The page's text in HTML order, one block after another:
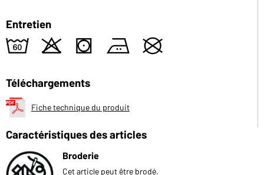
Entretien
4 o s b U
Téléchargements
Fiche technique du produit
Caractéristiques des articles
Broderie
Cet article peut être brodé.